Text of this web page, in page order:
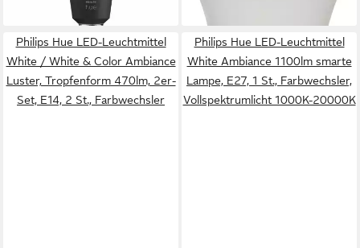
lieferbar - in 1-2 Werktagen bei dir lieferbar - in 6-8 Werktagen bei dir
Philips Hue LED-Leuchtmittel
White / White & Color Ambiance
Luster, Tropfenform 470lm, 2er-
Set, E14, 2 St., Farbwechsler
Philips Hue LED-Leuchtmittel
White Ambiance 1100lm smarte
Lampe, E27, 1 St., Farbwechsler,
Vollspektrumlicht 1000K-20000K